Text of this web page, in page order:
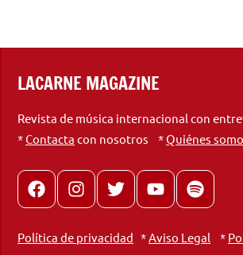
LACARNE MAGAZINE
Revista de música internacional con
*Contacta con nosotros *Quiénes
FacebookInstagram
X youtubespotify
Política de privacidad *Aviso Legal *